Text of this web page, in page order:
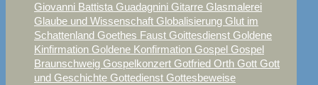
Giovanni Battista Guadagnini Gitarre Glasmalerei
Glaube und Wissenschaft Globalisierung Glut im
Schattenland Goethes Faust Goittesdienst Goldene
Kinfirmation Goldene Konfirmation Gospel Gospel
Braunschweig Gospelkonzert Gotfried Orth Gott Gott
und Geschichte Gottedienst Gottesbeweise